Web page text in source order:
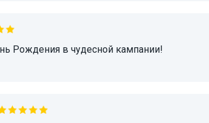
Рождения в чудесной кампании!